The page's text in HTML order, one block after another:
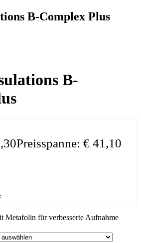
B-Complex Plus
B-
Preisspanne: € 41,10
Metafolin für verbesserte Aufnahme